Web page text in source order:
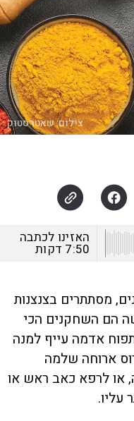
צילום:שאטרסטוק
האזינו לכתבה
7:50 דקות
מסתתרים בצנצנות
הם השחקנים הכי
אדמה עייף למנה
ארוחה שלמה
או לרפא כאב ראש או
עליו.